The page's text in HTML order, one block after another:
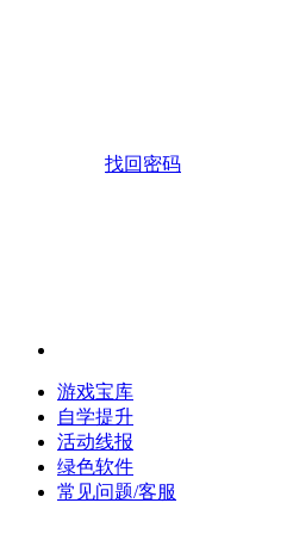
找回密码
游戏宝库
自学提升
活动线报
绿色软件
常见问题/客服